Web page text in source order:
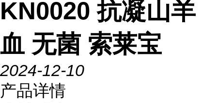
KN0020 抗凝山羊
血 无菌 索莱宝
2024-12-10
产品详情